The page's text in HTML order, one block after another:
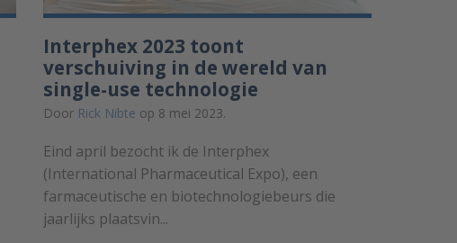
Interphex 2023 toont
verschuiving in de wereld van
single-use technologie
Door Rick Nibte op 8 mei 2023.
Eind april bezocht ik de Interphex
(International Pharmaceutical Expo), een
farmaceutische en biotechnologiebeurs die
jaarlijks plaatsvin...